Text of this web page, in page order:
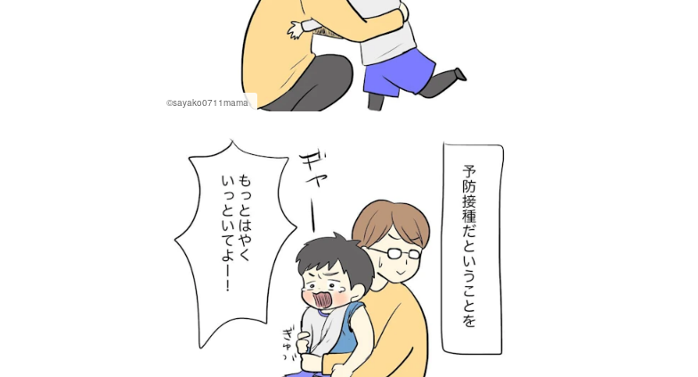
©sayako0711mama